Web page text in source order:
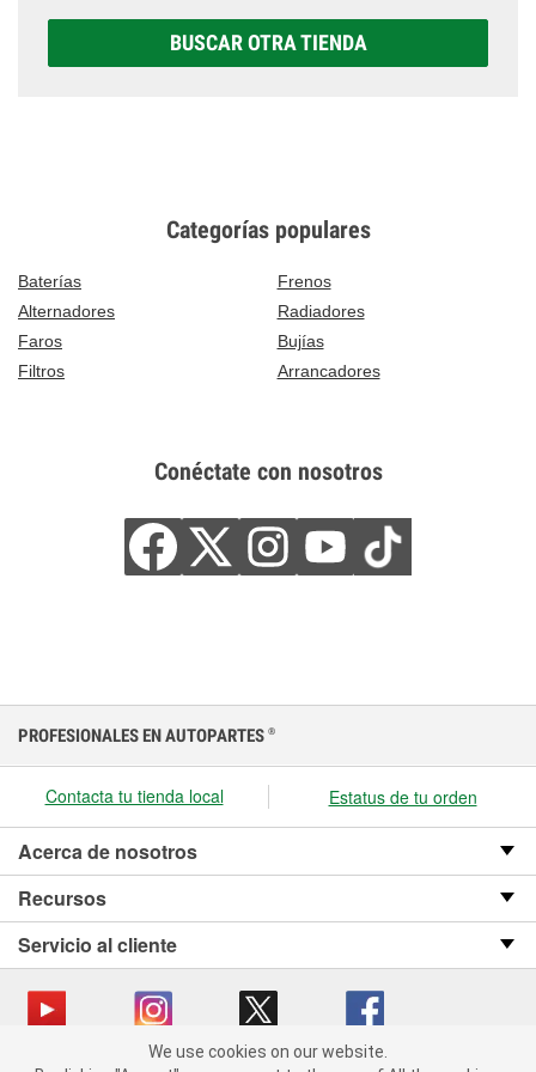
BUSCAR OTRA TIENDA
Categorías populares
Baterías
Frenos
Alternadores
Radiadores
Faros
Bujías
Filtros
Arrancadores
Conéctate con nosotros
We use cookies on our website. By clicking "Accept", you consent
PROFESIONALES EN AUTOPARTES ®
Contacta tu tienda local Estatus de tu orden
Acerca de nosotros
Recursos
Servicio al cliente
We use cookies on our website.